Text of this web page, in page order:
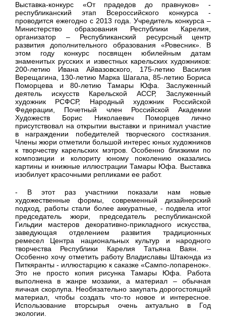
Выставка-конкурс «От прадедов до правнуков» -
республиканский этап Всероссийского конкурса -
проводится ежегодно с 2013 года. Учредитель конкурса –
Министерство образования Республики Карелия,
организатор – Республиканский ресурсный центр
развития дополнительного образования «Ровесник». В
этом году конкурс посвящен юбилейным датам
знаменитых русских и известных карельских художников:
200-летию Ивана Айвазовского, 175-летию Василия
Верещагина, 130-летию Марка Шагала, 85-летию Бориса
Поморцева и 80-летию Тамары Юфа. Заслуженный
деятель искусств Карельской АССР, Заслуженный
художник РСФСР, Народный художник Российской
Федерации, Почетный член Российской Академии
Художеств Борис Николаевич Поморцев лично
присутствовал на открытии выставки и принимал участие
в награждении победителей творческого состязания.
Члены жюри отметили большой интерес юных художников
к творчеству карельских мэтров. Особенно близкими по
композиции и колориту юному поколению оказались
картины и книжные иллюстрации Тамары Юфа. Выставка
изобилует красочными репликами ее работ.
- В этот раз участники показали нам новые
художественные формы, современный дизайнерский
подход, работы стали более аккуратные, - подвела итог
председатель жюри, председатель республиканской
Гильдии мастеров декоративно-прикладного искусства,
заведующая отделением развития традиционных
ремесел Центра национальных культур и народного
творчества Республики Карелия Татьяна Ваян. –
Особенно хочу отметить работу Владиславы Штаюнда из
Питкяранты - иллюстарцию к саказке «Сампо-лопаренок».
Это не просто копия рисунка Тамары Юфа. Работа
выполнена в жанре мозаики, а материал – обычная
яичная скорлупа. Необязательно закупать дорогостоящий
материал, чтобы создать что-то новое и интересное.
Использование вторсырья очень актуально в Год
экологии.